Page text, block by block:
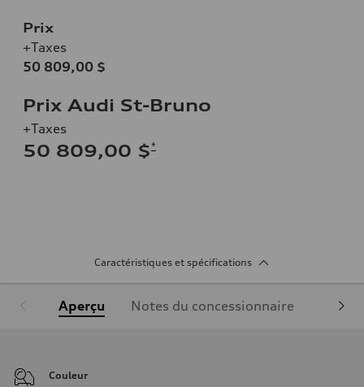
Prix
+Taxes
50 809,00 $
Prix Audi St-Bruno
+Taxes
50 809,00 $*
Caractéristiques et spécifications
Aperçu Notes du concessionnaire
Couleur